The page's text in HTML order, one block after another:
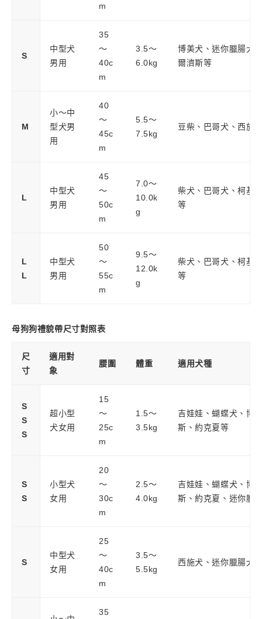
m
S
中型犬
男用
35
～
40c
m
3.5～
6.0kg
博美犬、迷你臘腸犬
爾濟斯等
M
小～中
型犬男
用
40
～
45c
m
5.5～
7.5kg
豆柴、巴哥犬、西施
L
中型犬
男用
45
～
50c
m
7.0～
10.0k
g
柴犬、巴哥犬、柯基
等
L
L
中型犬
男用
50
～
55c
m
9.5～
12.0k
g
柴犬、巴哥犬、柯基
等
母狗狗禮貌帶尺寸對照表
尺
寸
適用對
象
腰圍 體重 適用犬種
S
S
S
超小型
犬女用
15
～
25c
m
1.5～
3.5kg
吉娃娃、蝴蝶犬、博
斯、約克夏等
S
S
小型犬
女用
20
～
30c
m
2.5～
4.0kg
吉娃娃、蝴蝶犬、博
斯、約克夏、迷你臘
S
中型犬
女用
25
～
40c
m
3.5～
5.5kg
西施犬、迷你臘腸犬
35